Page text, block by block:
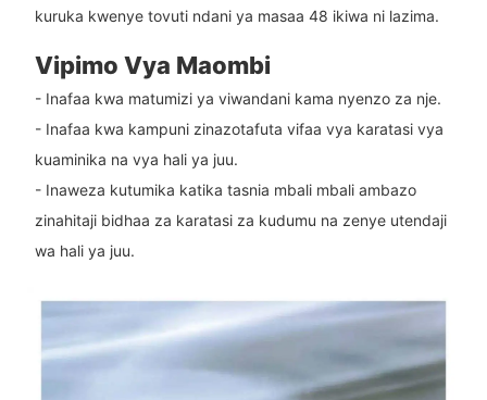
kuruka kwenye tovuti ndani ya masaa 48 ikiwa ni lazima.
Vipimo Vya Maombi
- Inafaa kwa matumizi ya viwandani kama nyenzo za nje.
- Inafaa kwa kampuni zinazotafuta vifaa vya karatasi vya
kuaminika na vya hali ya juu.
- Inaweza kutumika katika tasnia mbali mbali ambazo
zinahitaji bidhaa za karatasi za kudumu na zenye utendaji
wa hali ya juu.